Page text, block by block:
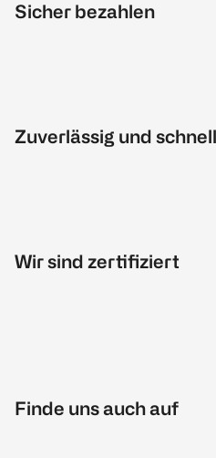
Sicher bezahlen
Zuverlässig und
Wir sind zertifiziert
Finde uns auch auf